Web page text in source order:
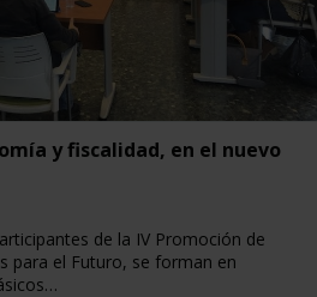
y fiscalidad, en el nuevo
de la IV Promoción de
para el Futuro, se forman en